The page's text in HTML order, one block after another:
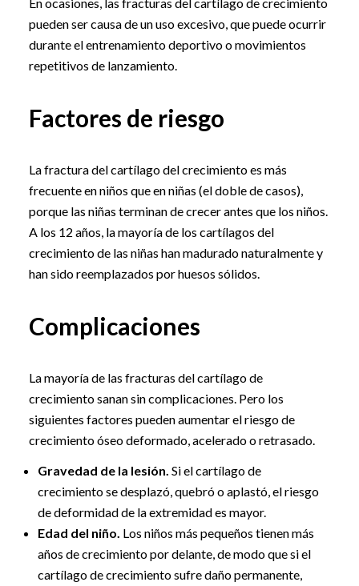
pueden ser causa de un uso excesivo, que puede ocurrir
durante el entrenamiento deportivo o movimientos
repetitivos de lanzamiento.
Factores de riesgo
La fractura del cartílago del crecimiento es más
frecuente en niños que en niñas (el doble de casos),
porque las niñas terminan de crecer antes que los niños.
A los 12 años, la mayoría de los cartílagos del
crecimiento de las niñas han madurado naturalmente y
han sido reemplazados por huesos sólidos.
Complicaciones
La mayoría de las fracturas del cartílago de
crecimiento sanan sin complicaciones. Pero los
siguientes factores pueden aumentar el riesgo de
crecimiento óseo deformado, acelerado o retrasado.
Gravedad de la lesión. Si el cartílago de
crecimiento se desplazó, quebró o aplastó, el riesgo
de deformidad de la extremidad es mayor.
Edad del niño. Los niños más pequeños tienen más
años de crecimiento por delante, de modo que si el
cartílago de crecimiento sufre daño permanente,